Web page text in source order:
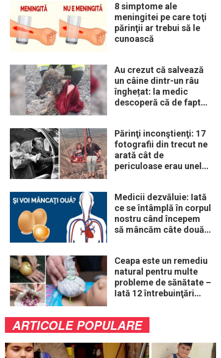
8 simptome ale
meningitei pe care toţi
părinţii ar trebui să le
cunoască
Au crezut că salvează
un câine dintr-un râu
înghețat: la medic
descoperă că de fapt
Părinţi inconştienţi: 17
fotografii din trecut ne
arată cât de
periculoase erau unele
Medicii dezvăluie: Iată
ce se întâmplă în corpul
nostru când începem
să mâncăm câte două
Ceapa este un remediu
natural pentru multe
probleme de sănătate –
Iată 12 întrebuinţări
ARTICOLE POPULARE